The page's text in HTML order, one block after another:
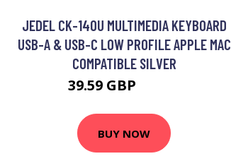
JEDEL CK-140U MULTIMEDIA KEYBOARD
USB-A & USB-C LOW PROFILE APPLE MAC
COMPATIBLE SILVER
39.59 GBP
BUY NOW